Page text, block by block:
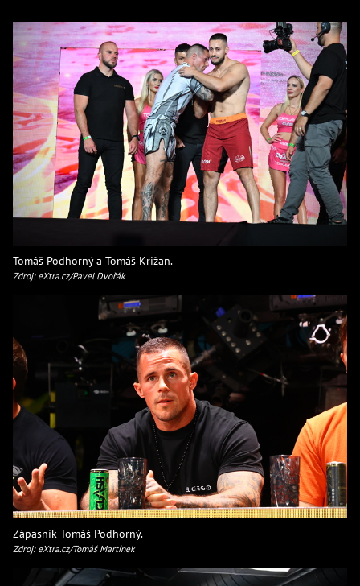
Tomáš Podhorný a Tomáš Križan.
Zdroj: eXtra.cz/Pavel Dvořák
Zápasník Tomáš Podhorný.
Zdroj: eXtra.cz/Tomáš Martínek